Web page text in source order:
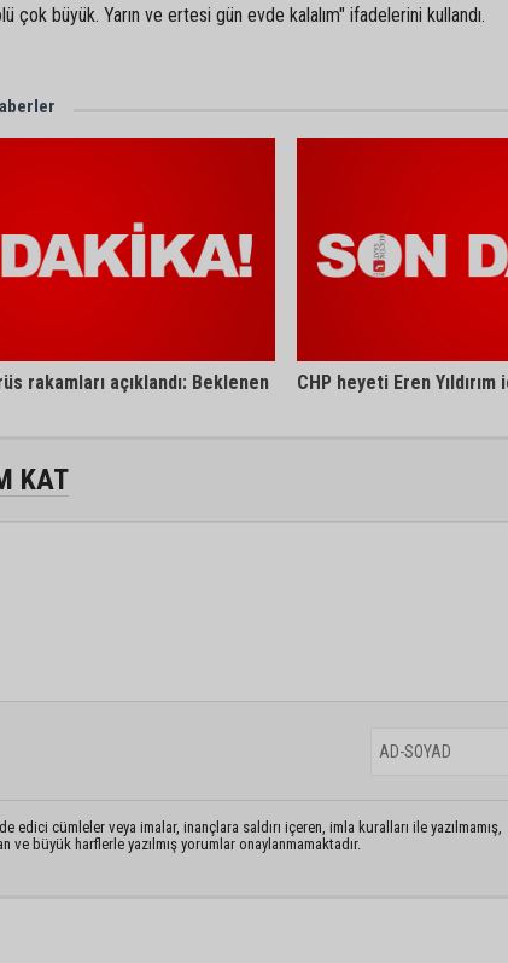
çok büyük. Yarın ve ertesi gün evde kalalım" ifadelerini kullandı.
rakamları açıklandı: Beklenen
CHP heyeti Eren
KAT
edici cümleler veya imalar, inançlara saldırı içeren, imla kuralları ile yazılmamış,
ve büyük harflerle yazılmış yorumlar onaylanmamaktadır.